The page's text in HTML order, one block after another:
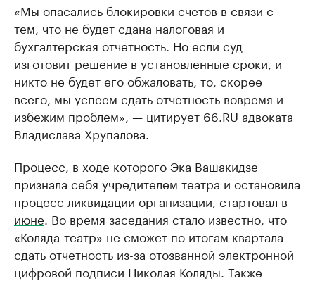
«Мы опасались блокировки счетов в связи с
тем, что не будет сдана налоговая и
бухгалтерская отчетность. Но если суд
изготовит решение в установленные сроки, и
никто не будет его обжаловать, то, скорее
всего, мы успеем сдать отчетность вовремя и
избежим проблем», — цитирует 66.RU адвоката
Владислава Хрупалова.
Процесс, в ходе которого Эка Вашакидзе
признала себя учредителем театра и остановила
процесс ликвидации организации, стартовал в
июне . Во время заседания стало известно, что
«Коляда-театр» не сможет по итогам квартала
сдать отчетность из-за отозванной электронной
цифровой подписи Николая Коляды. Также